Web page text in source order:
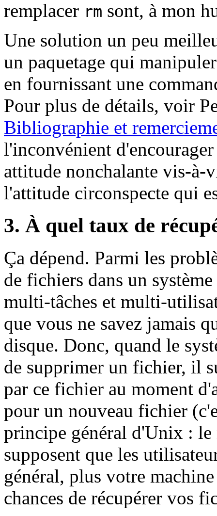
remplacer rm sont, à mon
Une solution un peu
un paquetage qui
en fournissant une
Pour plus de détails, voir
Bibliographie et
l'inconvénient
attitude nonchalante vis-à-
l'attitude circonspecte qui
3. À quel taux de
Ça dépend. Parmi les
de fichiers dans un
multi-tâches et multi-
que vous ne savez jamais
disque. Donc, quand le
de supprimer un fichier, il
par ce fichier au moment
pour un nouveau fichier
principe général d'Unix : le
supposent que les
général, plus votre
chances de récupérer vos